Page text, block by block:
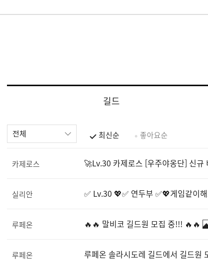
길드
전체 최신순 좋아요순
카제로스 🚀Lv.30 카제로스 [우주야옹단] 신
실리안 ✅ Lv.30 💖✅ 연두부 ✅💖게임같이
루페온 🔥🔥 말비코 길드원 모집 중!!! 🔥🔥
루페온 루페온 솔라시도레 길드에서 길드원